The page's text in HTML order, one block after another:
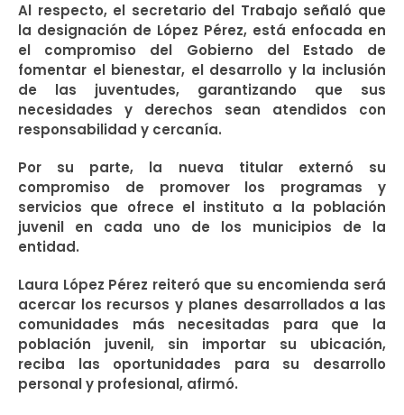
Al respecto, el secretario del Trabajo señaló que
la designación de López Pérez, está enfocada en
el compromiso del Gobierno del Estado de
fomentar el bienestar, el desarrollo y la inclusión
de las juventudes, garantizando que sus
necesidades y derechos sean atendidos con
responsabilidad y cercanía.
Por su parte, la nueva titular externó su
compromiso de promover los programas y
servicios que ofrece el instituto a la población
juvenil en cada uno de los municipios de la
entidad.
Laura López Pérez reiteró que su encomienda será
acercar los recursos y planes desarrollados a las
comunidades más necesitadas para que la
población juvenil, sin importar su ubicación,
reciba las oportunidades para su desarrollo
personal y profesional, afirmó.